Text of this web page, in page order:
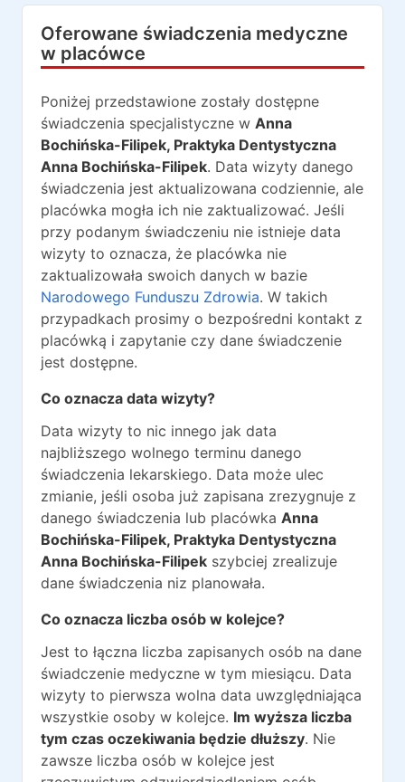
Oferowane świadczenia medyczne
w placówce
Poniżej przedstawione zostały dostępne
świadczenia specjalistyczne w Anna
Bochińska-Filipek, Praktyka Dentystyczna
Anna Bochińska-Filipek. Data wizyty danego
świadczenia jest aktualizowana codziennie, ale
placówka mogła ich nie zaktualizować. Jeśli
przy podanym świadczeniu nie istnieje data
wizyty to oznacza, że placówka nie
zaktualizowała swoich danych w bazie
Narodowego Funduszu Zdrowia. W takich
przypadkach prosimy o bezpośredni kontakt z
placówką i zapytanie czy dane świadczenie
jest dostępne.
Co oznacza data wizyty?
Data wizyty to nic innego jak data
najbliższego wolnego terminu danego
świadczenia lekarskiego. Data może ulec
zmianie, jeśli osoba już zapisana zrezygnuje z
danego świadczenia lub placówka Anna
Bochińska-Filipek, Praktyka Dentystyczna
Anna Bochińska-Filipek szybciej zrealizuje
dane świadczenia niz planowała.
Co oznacza liczba osób w kolejce?
Jest to łączna liczba zapisanych osób na dane
świadczenie medyczne w tym miesiącu. Data
wizyty to pierwsza wolna data uwzględniająca
wszystkie osoby w kolejce. Im wyższa liczba
tym czas oczekiwania będzie dłuższy. Nie
zawsze liczba osób w kolejce jest